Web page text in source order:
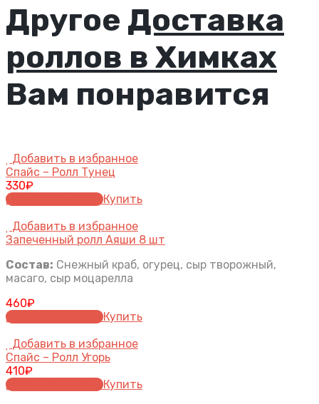
Другое Доставка
роллов в Химках
Вам понравится
Добавить в избранное
Спайс – Ролл Тунец
330₽
Добавить в заказКупить
Добавить в избранное
Запеченный ролл Аяши 8 шт
Состав: Снежный краб, огурец, сыр творожный,
масаго, сыр моцарелла
460₽
Добавить в заказКупить
Добавить в избранное
Спайс – Ролл Угорь
410₽
Добавить в заказКупить